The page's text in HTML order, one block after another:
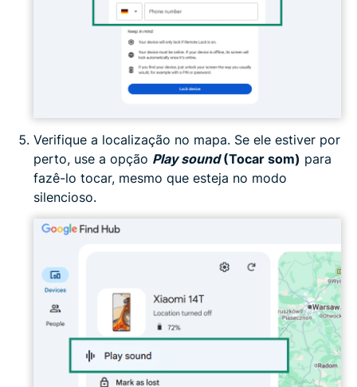
Verifique a localização no mapa. Se ele estiver por
perto, use a opção Play sound(Tocar som) para
fazê-lo tocar, mesmo que esteja no modo
silencioso.